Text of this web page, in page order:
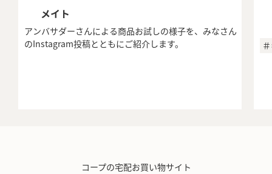
メイト
アンバサダーさんによる商品お試しの様子を、みなさん
のInstagram投稿とともにご紹介します。
コープの宅配お買い物サイト